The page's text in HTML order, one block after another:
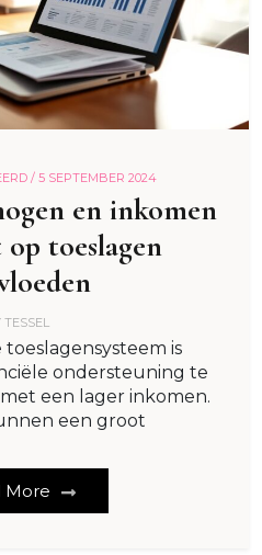
/5 SEPTEMBER 2024
en inkomen
toeslagen
TESSEL
is
ondersteuning te
een lager inkomen.
een groot
More